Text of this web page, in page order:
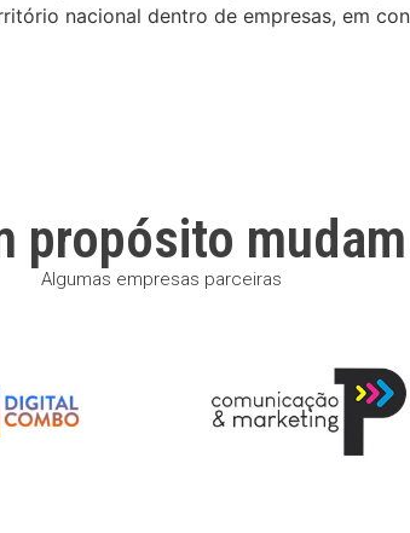
nacional dentro de empresas, em
propósito
Algumas empresas parceiras